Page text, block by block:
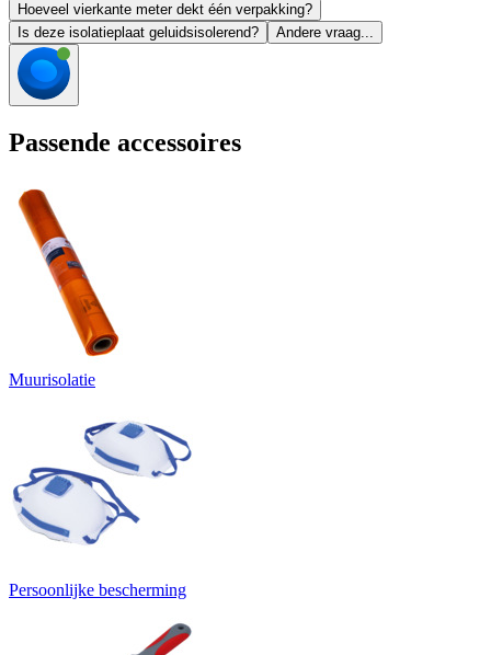
Hoeveel vierkante meter dekt één verpakking?
Is deze isolatieplaat geluidsisolerend?
Andere vraag...
Passende accessoires
Muurisolatie
Persoonlijke bescherming